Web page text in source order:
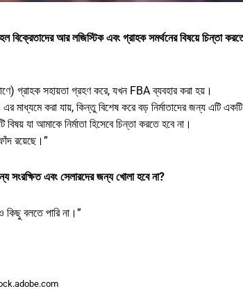
আর লজিস্টিক এবং গ্রাহক সমর্থনের বিষয়ে চিন্তা
সহায়তা গ্রহণ করে, যখন FBA ব্যবহার করা হয়।
করা যায়, কিন্তু বিশেষ করে বড় নির্মাতাদের জন্য এটি
যা আমাকে নির্মাতা হিসেবে চিন্তা করতে হবে না।
রয়েছে।”
এবং সেলারদের জন্য খোলা হবে না?
বলতে পারি না।”